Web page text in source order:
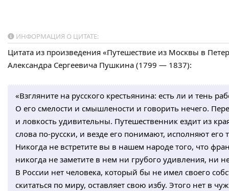
ИНФОРМАЦИЯ О ЦИТАТЕ:
Цитата из произведения «Путешествие из Москвы в
Александра Сергеевича Пушкина (1799 — 1837):
«Взгляните на русского крестьянина: есть ли и тень
О его смелости и смышлености и говорить нечего.
и ловкость удивительны. Путешественник ездит из
слова по-русски, и везде его понимают, исполняют
Никогда не встретите вы в нашем народе того, что
никогда не заметите в нем ни грубого удивления, ни
В России нет человека, который бы не имел своего
скитаться по миру, оставляет свою избу. Этого нет в